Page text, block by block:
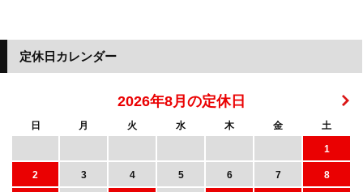
定休日カレンダー
2026年8月の定休日
日 月 火 水 木 金
土
1
2
3 4 5 6 7
8